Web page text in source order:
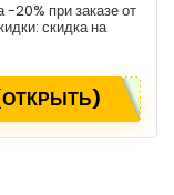
при заказе от
скидка на